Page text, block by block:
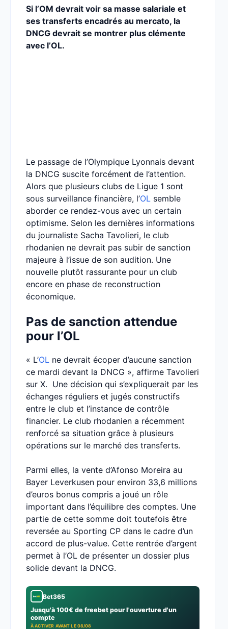
Si l’OM devrait voir sa masse salariale et
ses transferts encadrés au mercato, la
DNCG devrait se montrer plus clémente
avec l’OL.
Le passage de l’Olympique Lyonnais devant
la DNCG suscite forcément de l’attention.
Alors que plusieurs clubs de Ligue 1 sont
sous surveillance financière, l’OL semble
aborder ce rendez-vous avec un certain
optimisme. Selon les dernières informations
du journaliste Sacha Tavolieri, le club
rhodanien ne devrait pas subir de sanction
majeure à l’issue de son audition. Une
nouvelle plutôt rassurante pour un club
encore en phase de reconstruction
économique.
Pas de sanction attendue
pour l’OL
« L’OL ne devrait écoper d’aucune sanction
ce mardi devant la DNCG », affirme Tavolieri
sur X. Une décision qui s’expliquerait par les
échanges réguliers et jugés constructifs
entre le club et l’instance de contrôle
financier. Le club rhodanien a récemment
renforcé sa situation grâce à plusieurs
opérations sur le marché des transferts.
Parmi elles, la vente d’Afonso Moreira au
Bayer Leverkusen pour environ 33,6 millions
d’euros bonus compris a joué un rôle
important dans l’équilibre des comptes. Une
partie de cette somme doit toutefois être
reversée au Sporting CP dans le cadre d’un
accord de plus-value. Cette rentrée d’argent
permet à l’OL de présenter un dossier plus
solide devant la DNCG.
Bet365
Jusqu'à 100€ de freebet pour l'ouverture d'un
compte
À ACTIVER AVANT LE 08/08